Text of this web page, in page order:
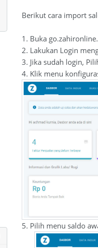
Berikut cara import
1. Buka
2. Lakukan Login
3. Jika sudah login,
4. Klik menu
5. Pilih menu saldo